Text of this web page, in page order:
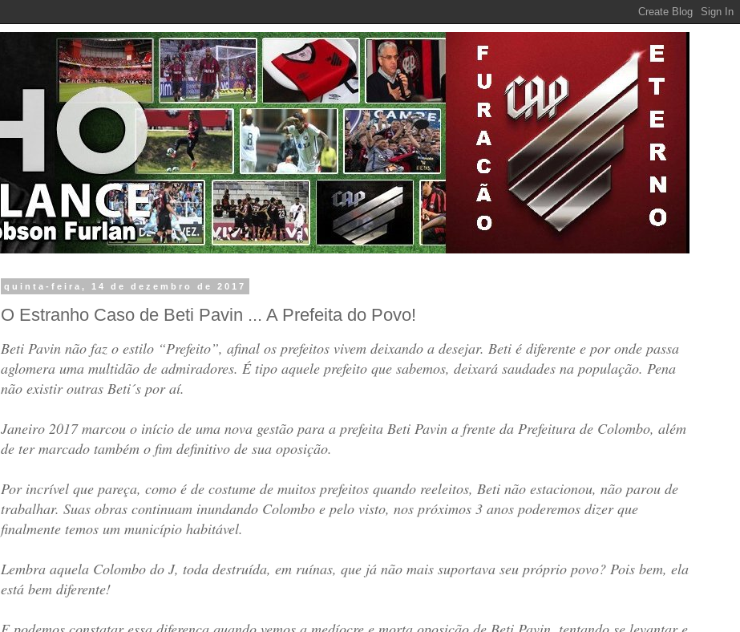
quinta-feira, 14 de dezembro de 2017
O Estranho Caso de Beti Pavin ... A Prefeita do Povo!
Beti Pavin não faz o estilo “Prefeito”, afinal os prefeitos vivem deixando a desejar. Beti é diferente e por onde passa
aglomera uma multidão de admiradores. É tipo aquele prefeito que sabemos, deixará saudades na população. Pena
não existir outras Beti´s por aí.
Janeiro 2017 marcou o início de uma nova gestão para a prefeita Beti Pavin a frente da Prefeitura de Colombo, além
de ter marcado também o fim definitivo de sua oposição.
Por incrível que pareça, como é de costume de muitos prefeitos quando reeleitos, Beti não estacionou, não parou de
trabalhar. Suas obras continuam inundando Colombo e pelo visto, nos próximos 3 anos poderemos dizer que
finalmente temos um município habitável.
Lembra aquela Colombo do J, toda destruída, em ruínas, que já não mais suportava seu próprio povo? Pois bem, ela
está bem diferente!